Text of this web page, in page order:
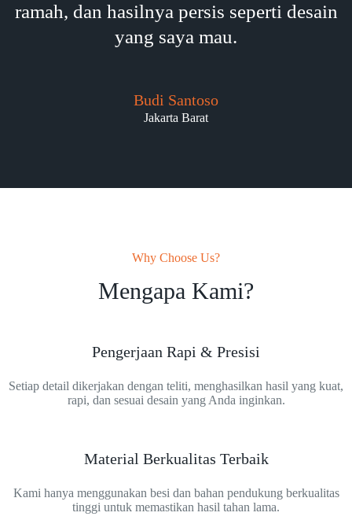
ramah, dan hasilnya persis seperti desain
yang saya mau.
Budi Santoso
Jakarta Barat
Why Choose Us?
Mengapa Kami?
Pengerjaan Rapi & Presisi
Setiap detail dikerjakan dengan teliti, menghasilkan hasil yang kuat,
rapi, dan sesuai desain yang Anda inginkan.
Material Berkualitas Terbaik
Kami hanya menggunakan besi dan bahan pendukung berkualitas
tinggi untuk memastikan hasil tahan lama.